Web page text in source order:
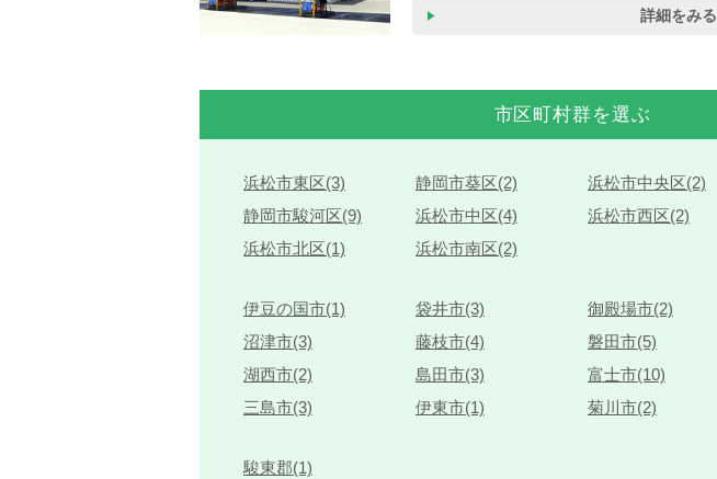
詳細をみる
市区町村群を選ぶ
浜松市東区(3) 静岡市葵区(2) 浜松市中央区(2)
静岡市駿河区(9)
浜松市中区(4) 浜松市西区(2)
浜松市北区(1)
浜松市南区(2)
伊豆の国市(1) 袋井市(3) 御殿場市(2)
沼津市(3)
藤枝市(4) 磐田市(5)
湖西市(2)
島田市(3) 富士市(10)
三島市(3)
伊東市(1) 菊川市(2)
駿東郡(1)